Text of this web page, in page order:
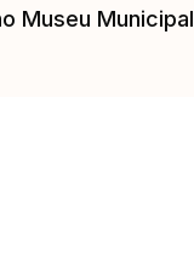
Museu Municipal